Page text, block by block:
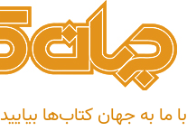
محتوا
با ما به جهان کتاب‌ها بیایید